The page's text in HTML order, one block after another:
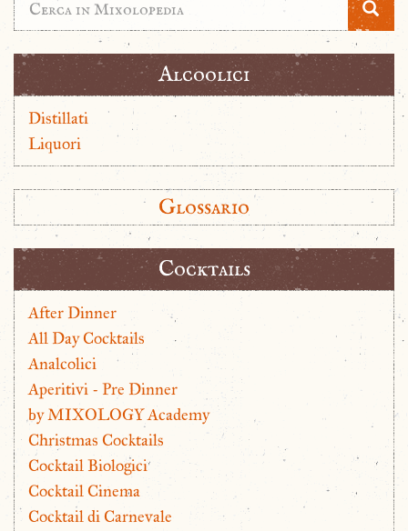
Alcoolici
Distillati
Liquori
Glossario
Cocktails
After Dinner
All Day Cocktails
Analcolici
Aperitivi - Pre Dinner
by MIXOLOGY Academy
Christmas Cocktails
Cocktail Biologici
Cocktail Cinema
Cocktail di Carnevale